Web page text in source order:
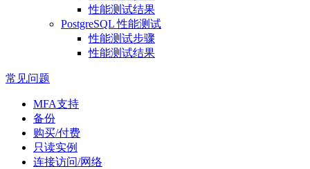
性能测试结果
PostgreSQL 性能测试
性能测试步骤
性能测试结果
常见问题
MFA支持
备份
购买/付费
只读实例
连接访问/网络